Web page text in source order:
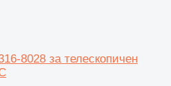
8028 за телескопичен